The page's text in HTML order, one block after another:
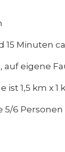
15 Minuten
auf eigene
ist 1,5 km x 1
5/6